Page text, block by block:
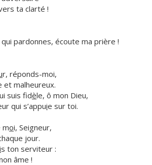
ta clarté !
pardonnes, écoute ma prière !
r, réponds-moi,
et malheureux.
suis fidèle, ô mon Dieu,
qui s’appuie sur toi.
moi, Seigneur,
jour.
is ton serviteur :
âme !